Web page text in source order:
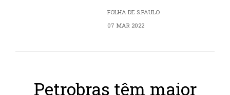
FOLHA DE S.PAULO
07 MAR 2022
Petrobras têm maior